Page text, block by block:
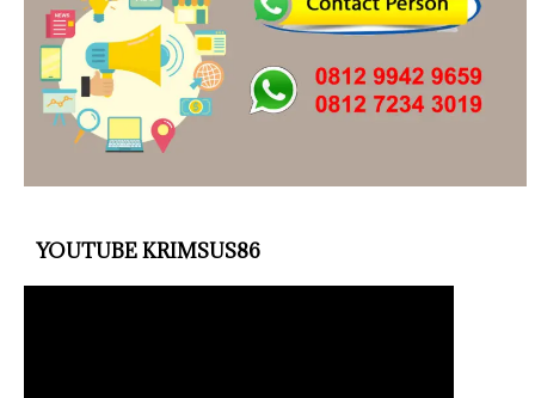
YOUTUBE KRIMSUS86